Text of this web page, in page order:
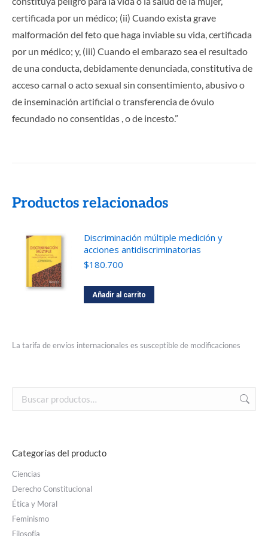
certificada por un médico; (ii) Cuando exista grave
malformación del feto que haga inviable su vida, certificada
por un médico; y, (iii) Cuando el embarazo sea el resultado
de una conducta, debidamente denunciada, constitutiva de
acceso carnal o acto sexual sin consentimiento, abusivo o
de inseminación artificial o transferencia de óvulo
fecundado no consentidas , o de incesto.”
Productos relacionados
Discriminación múltiple medición y
acciones antidiscriminatorias
$180.700
Añadir al carrito
La tarifa de envíos internacionales es susceptible de modificaciones
Categorías del producto
Ciencias
Derecho Constitucional
Ética y Moral
Feminismo
Filosofía